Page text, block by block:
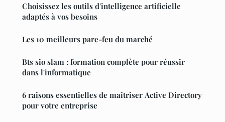
Choisissez les outils d'intelligence artificielle
adaptés à vos besoins
Les 10 meilleurs pare-feu du marché
Bts sio slam : formation complète pour réussir
dans l'informatique
6 raisons essentielles de maîtriser Active Directory
pour votre entreprise